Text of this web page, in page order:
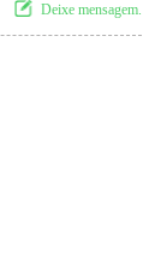
Deixe mensagem.